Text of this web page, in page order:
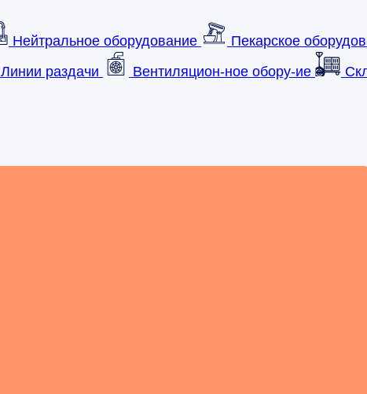
Нейтральное оборудование Пекарское
Линии раздачи Вентиляцион-ное обору-ие